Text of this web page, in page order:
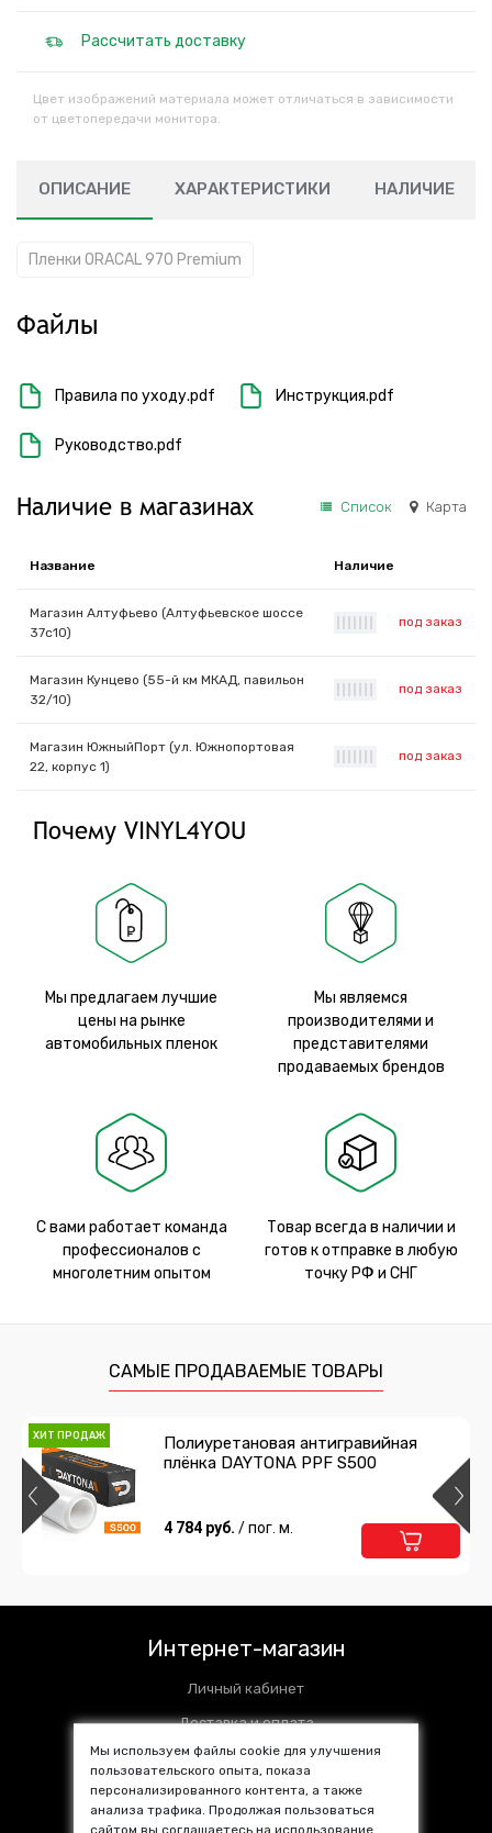
Рассчитать доставку
Цвет изображений материала может отличаться в зависимости
от цветопередачи монитора.
ОПИСАНИЕ ХАРАКТЕРИСТИКИ НАЛИЧИЕ
Пленки ORACAL 970 Premium
Файлы
Правила по уходу.pdf Инструкция.pdf
Руководство.pdf
Наличие в магазинах Список Карта
Название Наличие
Магазин Алтуфьево (Алтуфьевское шоссе
37с10)
под заказ
Магазин Кунцево (55-й км МКАД, павильон
32/10)
под заказ
Магазин ЮжныйПорт (ул. Южнопортовая
22, корпус 1)
под заказ
Почему VINYL4YOU
Мы предлагаем лучшие
цены на рынке
автомобильных пленок
Мы являемся
производителями и
представителями
продаваемых брендов
С вами работает команда
профессионалов с
многолетним опытом
Товар всегда в наличии и
готов к отправке в любую
точку РФ и СНГ
САМЫЕ ПРОДАВАЕМЫЕ ТОВАРЫ
ХИТ ПРОДАЖ
Полиуретановая антигравийная
плёнка DAYTONA PPF S500
4 784 руб. / пог. м.
Интернет-магазин
Личный кабинет
Доставка и оплата
Установочные центры
Контакты
SALE %
Мы используем файлы cookie для улучшения
пользовательского опыта, показа
персонализированного контента, а также
анализа трафика. Продолжая пользоваться
сайтом вы соглашаетесь на использование